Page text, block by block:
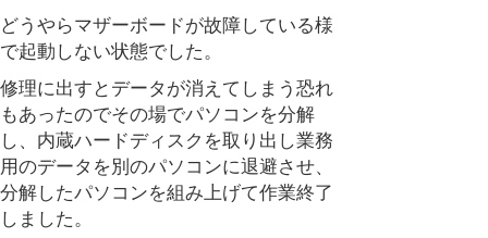
どうやらマザーボードが故障している様
で起動しない状態でした。
修理に出すとデータが消えてしまう恐れ
もあったのでその場でパソコンを分解
し、内蔵ハードディスクを取り出し業務
用のデータを別のパソコンに退避させ、
分解したパソコンを組み上げて作業終了
しました。